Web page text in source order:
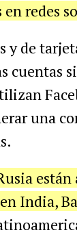
redes
y de
cuentas
una
India,